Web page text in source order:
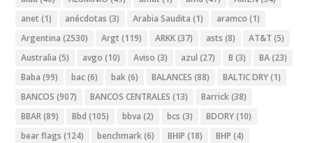
anet (1) anécdotas (3) Arabia Saudita (1) aramco (1)
Argentina (2530) Argt (119) ARKK(37) asts (8) AT&T (5)
Australia (5) avgo (10) Aviso (3) azul (27) B (3) BA(23)
Baba (99) bac(6) bak(6) BALANCES (88) BALTIC DRY(1)
BANCOS (907) BANCOS CENTRALES (13) Barrick(38)
BBAR(89) Bbd (105) bbva (2) bcs (3) BDORY(10)
bear flags (124) benchmark(6) BHIP (18) BHP (4)